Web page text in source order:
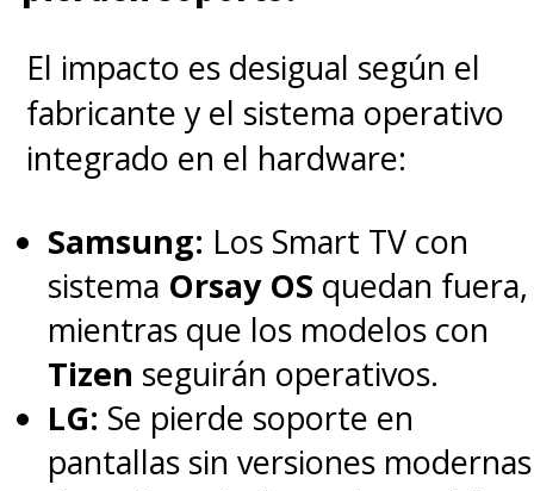
El impacto es desigual según el
fabricante y el sistema operativo
integrado en el hardware:
Samsung: Los Smart TV con
sistema Orsay OS quedan fuera,
mientras que los modelos con
Tizen seguirán operativos.
LG: Se pierde soporte en
pantallas sin versiones modernas